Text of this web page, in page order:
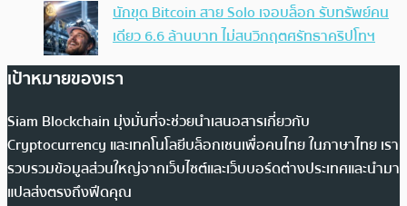
นักขุด Bitcoin สาย Solo เจอบล็อก รับทรัพย์คน
เดียว 6.6 ล้านบาท ไม่สนวิกฤตศรัทธาคริปโทฯ
เป้าหมายของเรา
Siam Blockchain มุ่งมั่นที่จะช่วยนำเสนอสารเกี่ยวกับ
Cryptocurrency และเทคโนโลยีบล็อกเชนเพื่อคนไทย ในภาษาไทย เรา
รวบรวมข้อมูลส่วนใหญ่จากเว็บไซต์และเว็บบอร์ดต่างประเทศและนำมา
แปลส่งตรงถึงฟีดคุณ